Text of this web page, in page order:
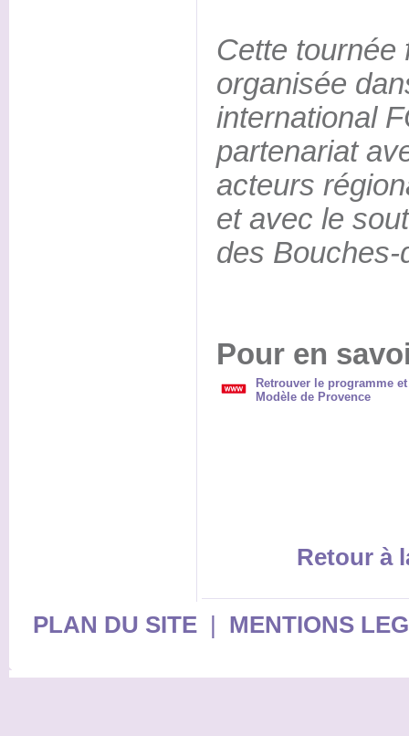
Cette tournée
organisée
international
partenariat
acteurs
et avec le
des Bouches-
Pour en
Retrouver le programme
Modèle de Provence
Retour à
PLAN DU SITE| MENTIONS